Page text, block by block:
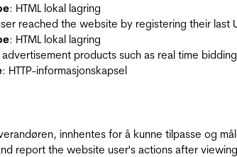
: HTML lokal lagring
reached the website by registering their last
: HTML lokal lagring
products such as real time
: HTTP-informasjonskapsel
innhentes for å kunne tilpasse og
report the website user's actions after